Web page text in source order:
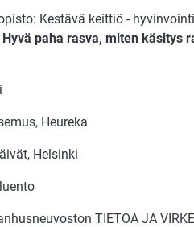
Kestävä keittiö -
Hyvä paha rasva, miten käsitys
Heureka
Helsinki
TIETOA JA